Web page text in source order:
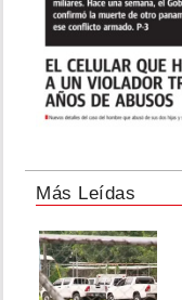
Más Leídas